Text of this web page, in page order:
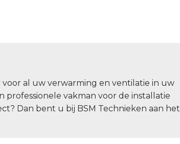
al uw verwarming en ventilatie in uw
professionele vakman voor de installatie
Dan bent u bij BSM Technieken aan het